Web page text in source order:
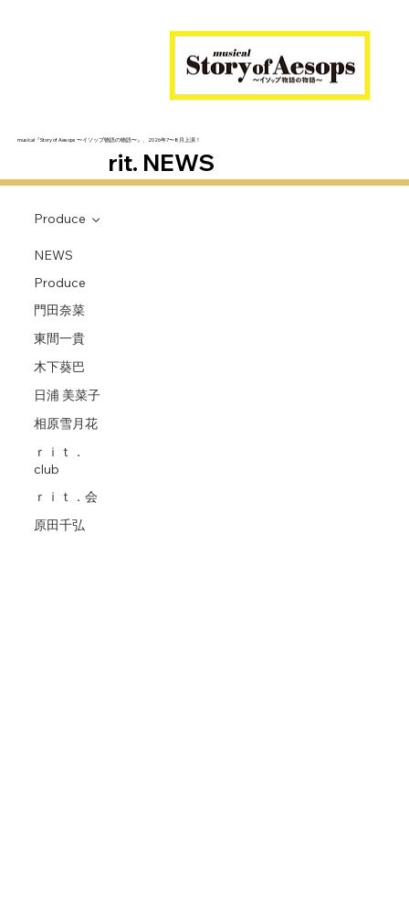
musical『Story of Aesops 〜イソップ物語の物語〜』、2026年7〜8月上演！
rit. NEWS
NEWS
Produce
門田奈菜
東間一貴
木下葵巴
日浦 美菜子
相原雪月花
ｒｉｔ．
club
ｒｉｔ．会
原田千弘
Produce